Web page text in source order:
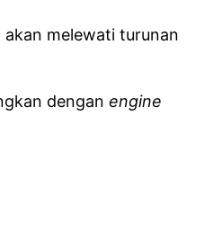
melewati turunan
dengan engine